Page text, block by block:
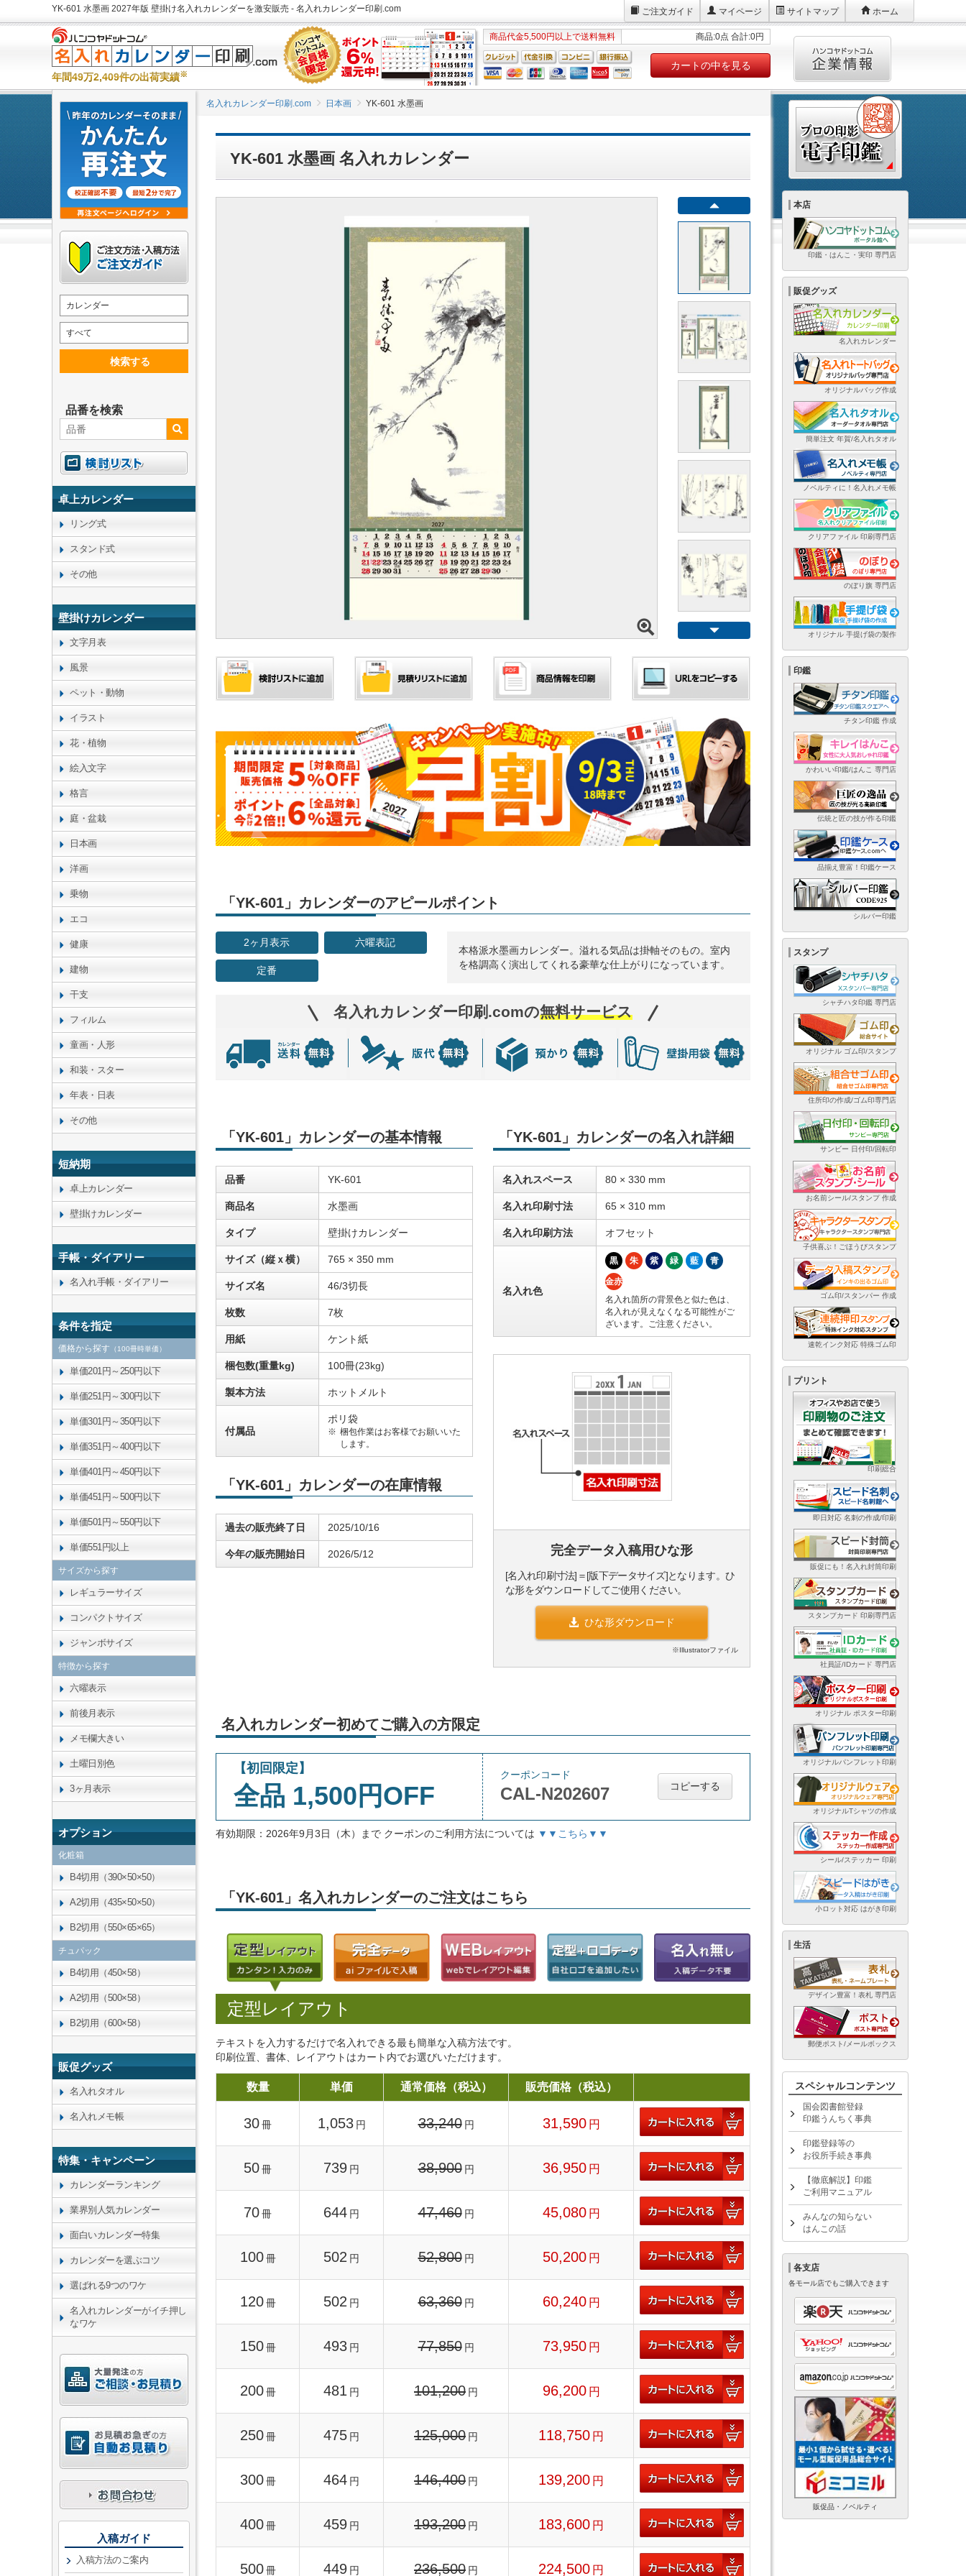
YK-601 水墨画 2027年版 壁掛け名入れカレンダーを激安販売 - 名入れカレンダー印刷.com ご注文ガイド マイページ サイトマップ ホーム
年間49万2,409件の出荷実績※
商品代金5,500円以上で送料無料 商品:0点 合計:0円
カートの中を見る
名入れカレンダー印刷.com 日本画 YK-601 水墨画
YK-601 水墨画 名入れカレンダー
「YK-601」カレンダーのアピールポイント
2ヶ月表示 六曜表記
定番
本格派水墨画カレンダー。溢れる気品は掛軸そのもの。室内
を格調高く演出してくれる豪華な仕上がりになっています。
名入れカレンダー印刷.comの無料サービス
「YK-601」カレンダーの基本情報
品番 YK-601
商品名 水墨画
タイプ 壁掛けカレンダー
サイズ（縦ｘ横） 765 × 350 mm
サイズ名 46/3切長
枚数 7枚
用紙 ケント紙
梱包数(重量kg) 100冊(23kg)
製本方法 ホットメルト
付属品
ポリ袋
梱包作業はお客様でお願いいた
します。
「YK-601」カレンダーの在庫情報
過去の販売終了日 2025/10/16
今年の販売開始日 2026/5/12
「YK-601」カレンダーの名入れ詳細
名入れスペース 80 × 330 mm
名入れ印刷寸法 65 × 310 mm
名入れ印刷方法 オフセット
名入れ色
黒 朱 紫 緑 藍 青
金赤
名入れ箇所の背景色と似た色は、
名入れが見えなくなる可能性がご
ざいます。ご注意ください。
完全データ入稿用ひな形
[名入れ印刷寸法]＝[版下データサイズ]となります。ひ
な形をダウンロードしてご使用ください。
ひな形ダウンロード
※Illustratorファイル
名入れカレンダー初めてご購入の方限定
【初回限定】
全品 1,500円OFF
クーポンコード
CAL-N202607 コピーする
有効期限：2026年9月3日（木）まで クーポンのご利用方法については ▼▼こちら▼▼
「YK-601」名入れカレンダーのご注文はこちら
定型レイアウト
テキストを入力するだけで名入れできる最も簡単な入稿方法です。
印刷位置、書体、レイアウトはカート内でお選びいただけます。
数量 単価 通常価格（税込） 販売価格（税込）
30冊 1,053 円 33,240 円 31,590 円
50冊 739 円 38,900 円 36,950 円
70冊 644 円 47,460 円 45,080 円
100 冊 502 円 52,800 円 50,200 円
120 冊 502 円 63,360 円 60,240 円
150 冊 493 円 77,850 円 73,950 円
200 冊 481 円 101,200 円 96,200 円
250 冊 475 円 125,000 円 118,750 円
300 冊 464 円 146,400 円 139,200 円
400 冊 459 円 193,200 円 183,600 円
500 冊 449 円 236,500 円 224,500 円
カレンダー
すべて
検索する
品番を検索
卓上カレンダー
リング式
スタンド式
その他
壁掛けカレンダー
文字月表
風景
ペット・動物
イラスト
花・植物
絵入文字
格言
庭・盆栽
日本画
洋画
乗物
エコ
健康
建物
干支
フィルム
童画・人形
和装・スター
年表・日表
その他
短納期
卓上カレンダー
壁掛けカレンダー
手帳・ダイアリー
名入れ手帳・ダイアリー
条件を指定
価格から探す （100冊時単価）
単価201円～250円以下
単価251円～300円以下
単価301円～350円以下
単価351円～400円以下
単価401円～450円以下
単価451円～500円以下
単価501円～550円以下
単価551円以上
サイズから探す
レギュラーサイズ
コンパクトサイズ
ジャンボサイズ
特徴から探す
六曜表示
前後月表示
メモ欄大きい
土曜日別色
3ヶ月表示
オプション
化粧箱
B4切用（390×50×50）
A2切用（435×50×50）
B2切用（550×65×65）
チュパック
B4切用（450×58）
A2切用（500×58）
B2切用（600×58）
販促グッズ
名入れタオル
名入れメモ帳
特集・キャンペーン
カレンダーランキング
業界別人気カレンダー
面白いカレンダー特集
カレンダーを選ぶコツ
選ばれる9つのワケ
名入れカレンダーがイチ押し
なワケ
入稿ガイド
入稿方法のご案内
本店
印鑑・はんこ・実印 専門店
販促グッズ
名入れカレンダー
オリジナルバッグ作成
簡単注文 年賀/名入れタオル
ノベルティに！名入れメモ帳
クリアファイル 印刷専門店
のぼり旗 専門店
オリジナル 手提げ袋の製作
印鑑
チタン印鑑 作成
かわいい印鑑/はんこ 専門店
伝統と匠の技が作る印鑑
品揃え豊富！印鑑ケース
シルバー印鑑
スタンプ
シャチハタ印鑑 専門店
オリジナル ゴム印/スタンプ
住所印の作成/ゴム印専門店
サンビー 日付印/回転印
お名前シール/スタンプ 作成
子供喜ぶ！ごほうびスタンプ
ゴム印/スタンパー 作成
速乾インク対応 特殊ゴム印
プリント
印刷総合
即日対応 名刺の作成/印刷
販促にも！名入れ封筒印刷
スタンプカード 印刷専門店
社員証/IDカード 専門店
オリジナル ポスター印刷
オリジナルパンフレット印刷
オリジナルTシャツの作成
シール/ステッカー 印刷
小ロット対応 はがき印刷
生活
デザイン豊富！表札 専門店
郵便ポスト/メールボックス
スペシャルコンテンツ
国会図書館登録
印鑑うんちく事典
印鑑登録等の
お役所手続き事典
【徹底解説】印鑑
ご利用マニュアル
みんなの知らない
はんこの話
各支店
各モール店でもご購入できます
販促品・ノベルティ